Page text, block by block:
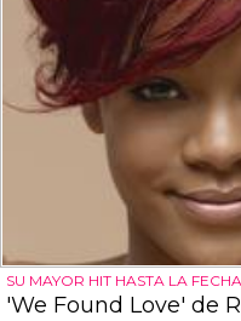
SU MAYOR HIT HASTA LA FECHA
'We Found Love' de